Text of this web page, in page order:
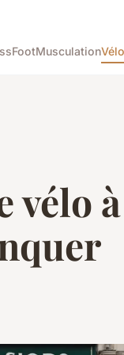
FootMusculationVélo
vélo à